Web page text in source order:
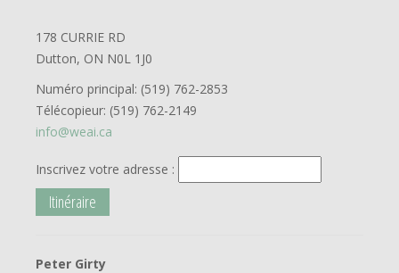
178 CURRIE RD
Dutton, ON N0L 1J0
Numéro principal: (519) 762-2853
Télécopieur: (519) 762-2149
info@weai.ca
Inscrivez votre adresse :
Peter Girty